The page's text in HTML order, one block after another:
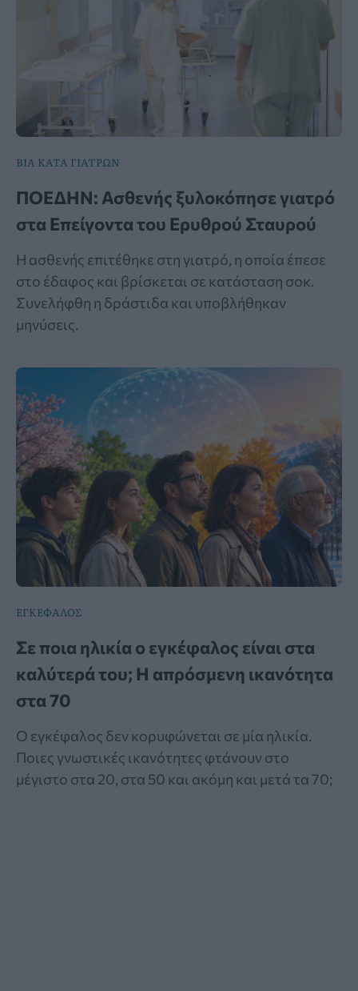
ΒΙΑ ΚΑΤΑ ΓΙΑΤΡΩΝ
ΠΟΕΔΗΝ: Ασθενής ξυλοκόπησε γιατρό
στα Επείγοντα του Ερυθρού Σταυρού
Η ασθενής επιτέθηκε στη γιατρό, η οποία έπεσε
στο έδαφος και βρίσκεται σε κατάσταση σοκ.
Συνελήφθη η δράστιδα και υποβλήθηκαν
μηνύσεις.
ΕΓΚΕΦΑΛΟΣ
Σε ποια ηλικία ο εγκέφαλος είναι στα
καλύτερά του; Η απρόσμενη ικανότητα
στα 70
Ο εγκέφαλος δεν κορυφώνεται σε μία ηλικία.
Ποιες γνωστικές ικανότητες φτάνουν στο
μέγιστο στα 20, στα 50 και ακόμη και μετά τα 70;